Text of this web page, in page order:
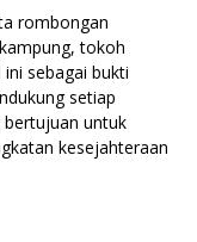
rombongan
tokoh
sebagai bukti
setiap
bertujuan untuk
kesejahteraan